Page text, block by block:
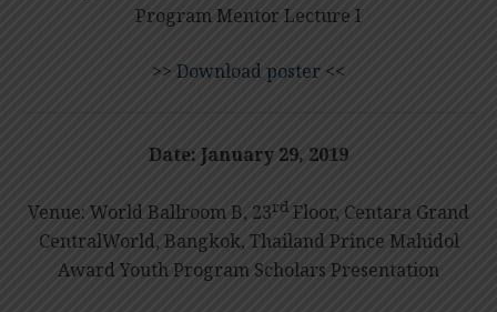
Program Mentor Lecture I
>> Download poster <<
Date: January 29, 2019
Venue: World Ballroom B, 23rd Floor, Centara Grand
CentralWorld, Bangkok, Thailand Prince Mahidol
Award Youth Program Scholars Presentation